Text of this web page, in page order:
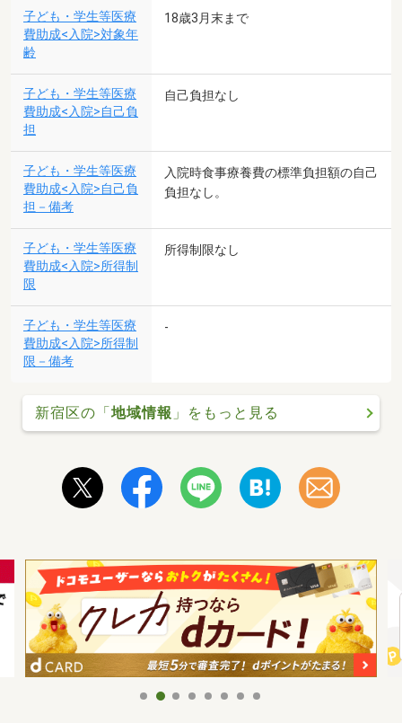
子ども・学生等医療
費助成<入院>対象年
齢
18歳3月末まで
子ども・学生等医療
費助成<入院>自己負
担
自己負担なし
子ども・学生等医療
費助成<入院>自己負
担－備考
入院時食事療養費の標準負担額の自己
負担なし。
子ども・学生等医療
費助成<入院>所得制
限
所得制限なし
子ども・学生等医療
費助成<入院>所得制
限－備考
-
新宿区の「地域情報 」をもっと見る